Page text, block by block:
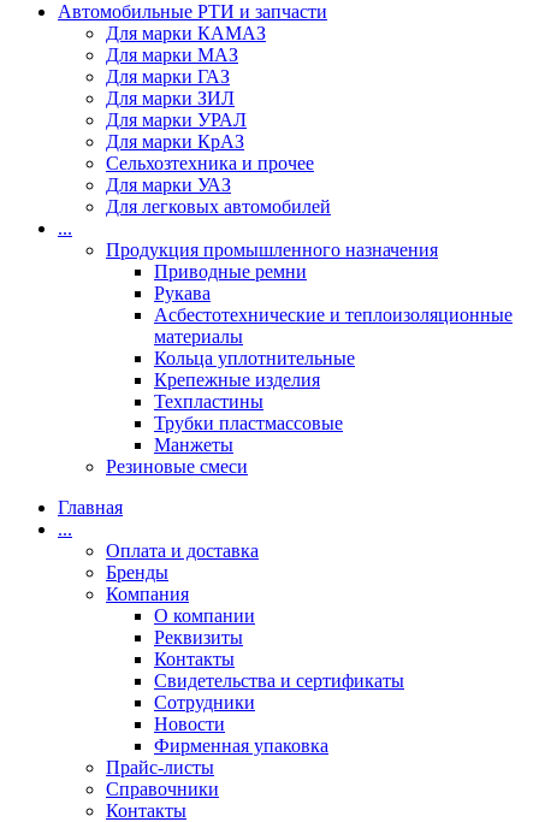
Автомобильные РТИ и запчасти
Для марки КАМАЗ
Для марки МАЗ
Для марки ГАЗ
Для марки ЗИЛ
Для марки УРАЛ
Для марки КрАЗ
Сельхозтехника и прочее
Для марки УАЗ
Для легковых автомобилей
...
Продукция промышленного назначения
Приводные ремни
Рукава
Асбестотехнические и теплоизоляционные
материалы
Кольца уплотнительные
Крепежные изделия
Техпластины
Трубки пластмассовые
Манжеты
Резиновые смеси
Главная
...
Оплата и доставка
Бренды
Компания
О компании
Реквизиты
Контакты
Свидетельства и сертификаты
Сотрудники
Новости
Фирменная упаковка
Прайс-листы
Справочники
Контакты